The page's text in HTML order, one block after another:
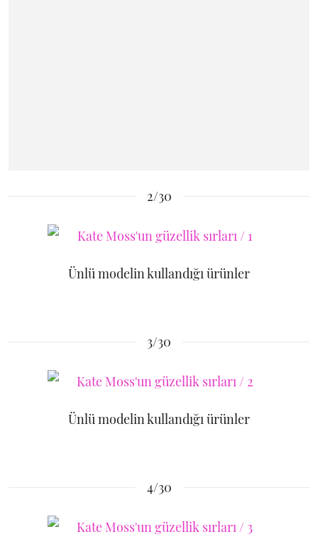
2/30
Ünlü modelin kullandığı ürünler
3/30
Ünlü modelin kullandığı ürünler
4/30